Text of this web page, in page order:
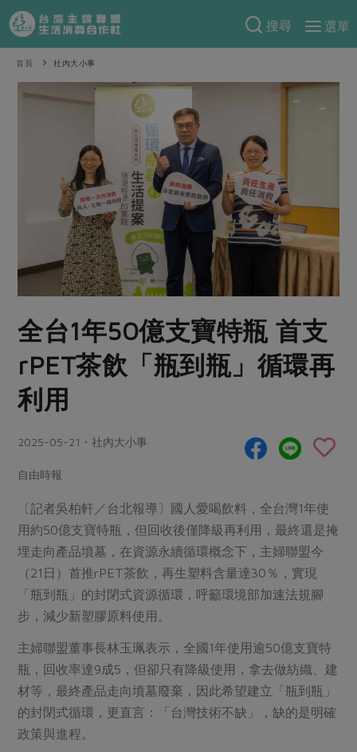
搜尋
選單
產品分類
當季蔬果
當令水果
蕈菇類
辛香料類
奶蛋豆・五穀
乳製品
米麵雜糧
肉品・水產
畜產肉類 水產
水畜加工品
調理食材・點心
保健食品
居家好物
美妝保養 個人清潔
日用品 圖書禮品
防災用品
最新產品
食譜料理
常備菜
蛋料理
料理方式
醬料
湯品．鍋物
漬物
涼拌沙拉
主題食譜
異國料理
年菜食譜
養身食補
節慶大餐
預購活動
把最好的台灣味帶回家！
防災用品預購圓滿結束
2026年端午節預購圓滿結束
更多預購活動
當季產品
合作25-經典快閃最後一週
合作25-精選產品第四彈
合作25-精選產品第三彈
議題活動
主婦聯盟X樂齡網特約優惠案
30%rPET紅烏龍茶
2024農業發展計畫年度報告
把最好的台灣味帶回家！
綠主張
觀點文章
一籃菜真心話
社內大小事 合作聯合國
樂齡生活 親子食育
廚房瑜伽
關注議題
減硝酸鹽
非基改運動
減添加物 減塑減廢
公益金 食農教育
更多議題
生活者e週報
綠主張月刊
典藏閱覽室
關於合作社
認識合作社
關於我們
合作社組織
員工與求才
產品檢驗
社員權益
合作社法規
社務專區
最新消息
媒體報導
下載專區
重要公告
首頁 社內大小事
全台1年50億支寶特瓶 首支
rPET茶飲「瓶到瓶」循環再
利用
2025-05-21・社內大小事
自由時報
〔記者吳柏軒／台北報導〕國人愛喝飲料，全台灣1年使
用約50億支寶特瓶，但回收後僅降級再利用，最終還是掩
埋走向產品墳墓，在資源永續循環概念下，主婦聯盟今
（21日）首推rPET茶飲，再生塑料含量達30％，實現
「瓶到瓶」的封閉式資源循環，呼籲環境部加速法規腳
步，減少新塑膠原料使用。
主婦聯盟董事長林玉珮表示，全國1年使用逾50億支寶特
瓶，回收率達9成5，但卻只有降級使用，拿去做紡織、建
材等，最終產品走向墳墓廢棄，因此希望建立「瓶到瓶」
的封閉式循環，更直言：「台灣技術不缺」，缺的是明確
政策與進程。